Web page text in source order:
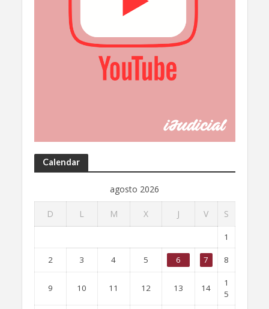
Calendar
agosto 2026
D L M X J V S
1
2 3 4 5 6 7 8
9 10 11 12 13 14
1
5